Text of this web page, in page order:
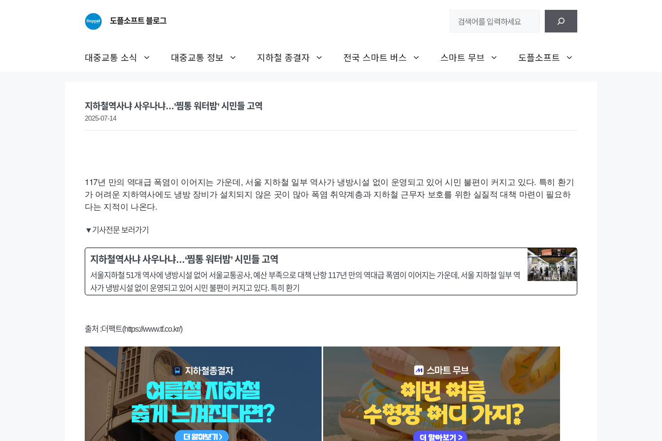
도플소프트 블로그
대중교통 소식 대중교통 정보 지하철 종결자 전국 스마트 버스 스마트 무브 도플소프트
지하철역사냐 사우나냐…’찜통 워터밤’ 시민들 고역
2025-07-14
117년 만의 역대급 폭염이 이어지는 가운데, 서울 지하철 일부 역사가 냉방시설 없이 운영되고 있어 시민 불편이 커지고 있다. 특히 환기
가 어려운 지하역사에도 냉방 장비가 설치되지 않은 곳이 많아 폭염 취약계층과 지하철 근무자 보호를 위한 실질적 대책 마련이 필요하
다는 지적이 나온다.
▼기사전문 보러가기
지하철역사냐 사우나냐…‘찜통 워터밤’ 시민들 고역
서울지하철 51개 역사에 냉방시설 없어 서울교통공사, 예산 부족으로 대책 난항 117년 만의 역대급 폭염이 이어지는 가운데, 서울 지하철 일부 역
사가 냉방시설 없이 운영되고 있어 시민 불편이 커지고 있다. 특히 환기
출처 :더팩트(https://www.tf.co.kr/)